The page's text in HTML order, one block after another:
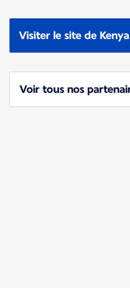
Visiter le site de
Voir tous nos